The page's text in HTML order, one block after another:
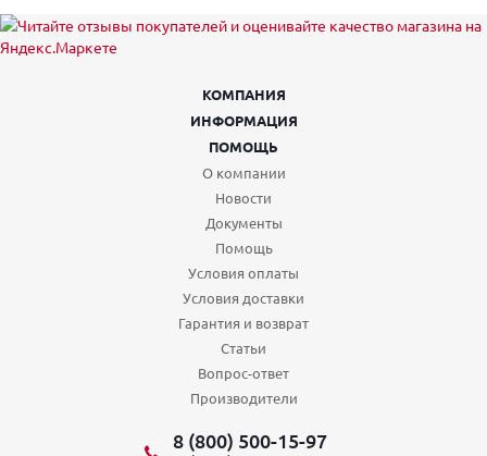
КОМПАНИЯ
ИНФОРМАЦИЯ
ПОМОЩЬ
О компании
Новости
Документы
Помощь
Условия оплаты
Условия доставки
Гарантия и возврат
Статьи
Вопрос-ответ
Производители
8 (800) 500-15-97